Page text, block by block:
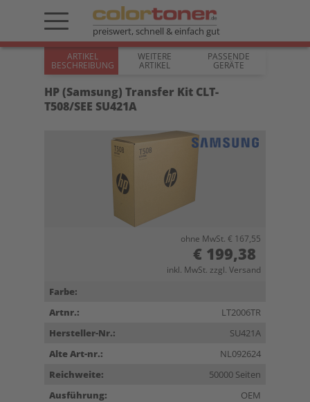
preiswert, schnell & einfach gut
ARTIKEL
BESCHREIBUNG
WEITERE
ARTIKEL
PASSENDE
GERÄTE
HP (Samsung) Transfer Kit CLT-
T508/SEE SU421A
ohne MwSt. € 167,55
€ 199,38
inkl. MwSt. zzgl. Versand
Farbe:
Artnr.:
LT2006TR
Hersteller-Nr.:
SU421A
Alte Art-nr.:
NL092624
Reichweite:
50000 Seiten
Ausführung:
OEM